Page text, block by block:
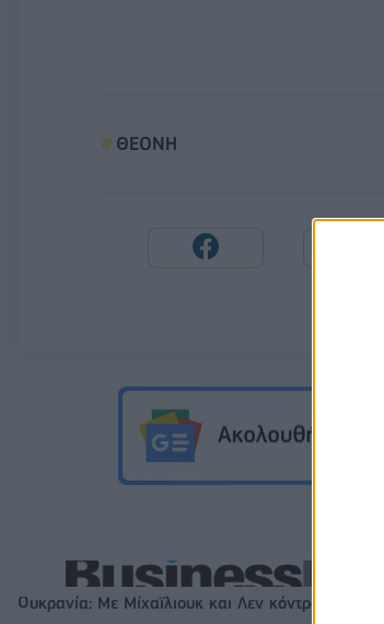
ΘΕΟΝΗ
Ουκρανία: Με Μίχαϊλιουκ και Λεν κόντρα στην